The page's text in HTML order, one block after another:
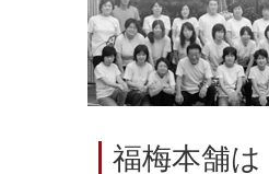
福梅本舗は